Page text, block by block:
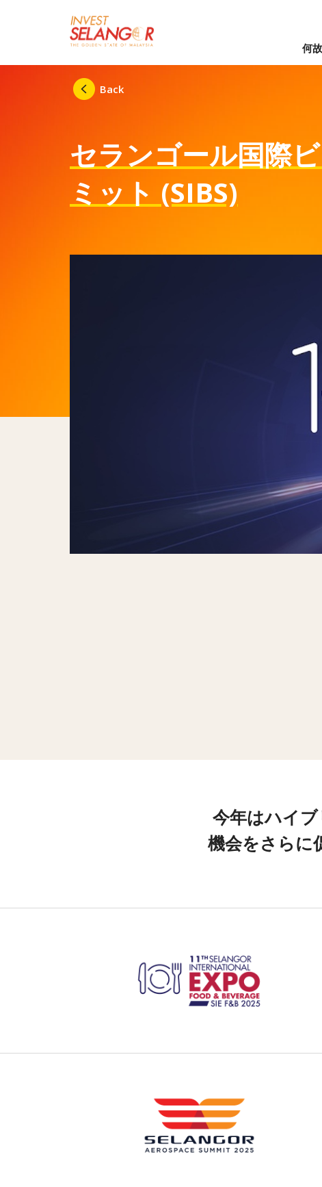
何
Back
セランゴール国際
ミット (SIBS)
今年はハイ
機会をさらに